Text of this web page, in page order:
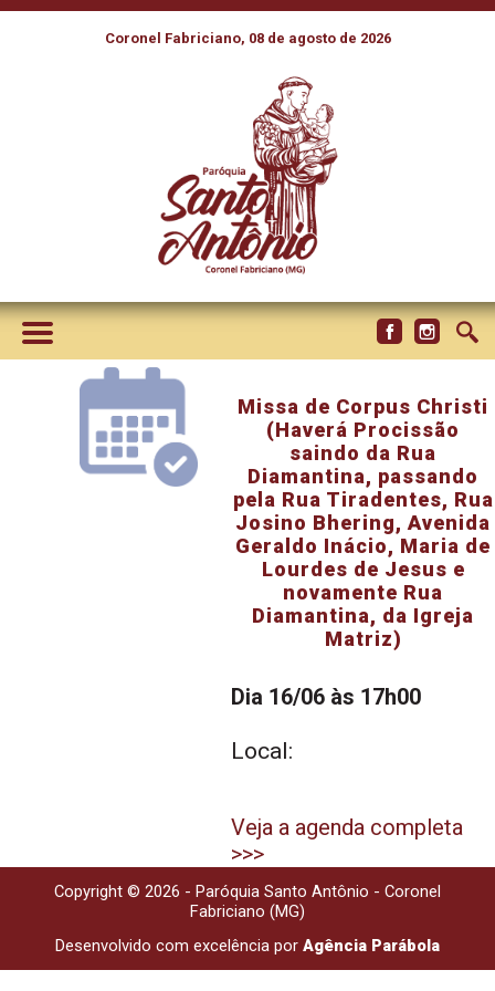
Coronel Fabriciano, 08 de agosto de 2026
Missa de Corpus Christi
(Haverá Procissão
saindo da Rua
Diamantina, passando
pela Rua Tiradentes, Rua
Josino Bhering, Avenida
Geraldo Inácio, Maria de
Lourdes de Jesus e
novamente Rua
Diamantina, da Igreja
Matriz)
Dia 16/06 às 17h00
Local:
Veja a agenda completa
>>>
Copyright © 2026 - Paróquia Santo Antônio - Coronel
Fabriciano (MG)
Desenvolvido com excelência por Agência Parábola